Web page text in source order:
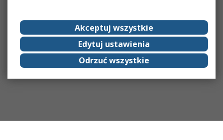
Akceptuj wszystkie
Edytuj ustawienia
Odrzuć wszystkie